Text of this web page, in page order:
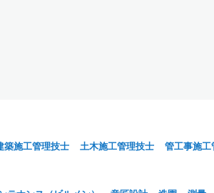
築施工管理技士 土木施工管理技士 管工事施工